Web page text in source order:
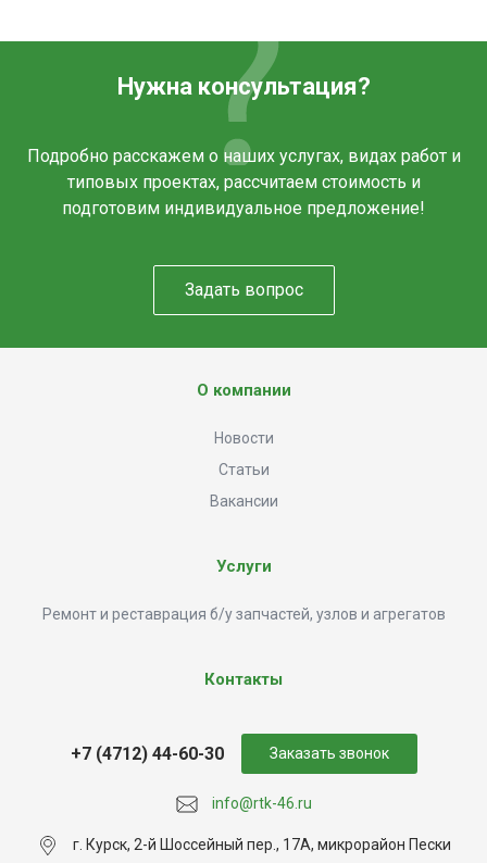
Нужна консультация?
Подробно расскажем о наших услугах, видах работ и
типовых проектах, рассчитаем стоимость и
подготовим индивидуальное предложение!
Задать вопрос
О компании
Новости
Статьи
Вакансии
Услуги
Ремонт и реставрация б/у запчастей, узлов и агрегатов
Контакты
info@rtk-46.ru
+7 (4712) 44-60-30
г. Курск, 2-й Шоссейный пер., 17А, микрорайон Пески
Заказать звонок